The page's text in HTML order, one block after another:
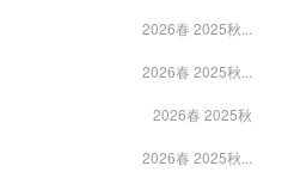
2026春 2025秋...
2026春 2025秋...
2026春 2025秋
2026春 2025秋...